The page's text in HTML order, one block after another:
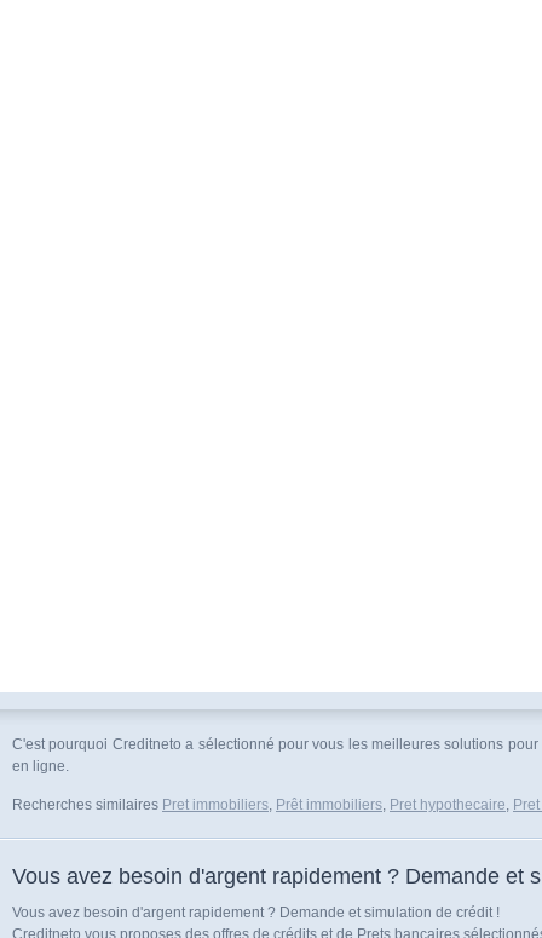
C'est pourquoi Creditneto a sélectionné pour vous les meilleures solutions
en ligne.
Recherches similaires Pret immobiliers, Prêt immobiliers, Pret hypothecaire,
Vous avez besoin d'argent rapidement ? Demande et
Vous avez besoin d'argent rapidement ? Demande et simulation de crédit !
Creditneto vous proposes des offres de crédits et de Prets bancaires